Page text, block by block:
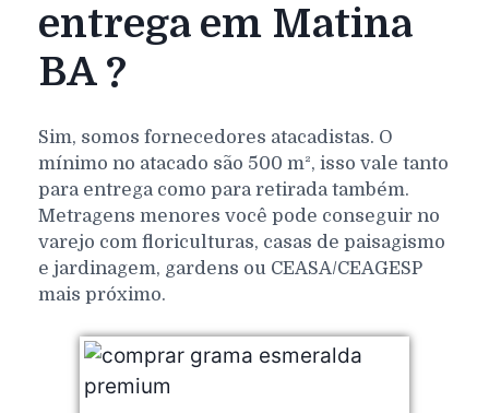
entrega em Matina
BA ?
Sim, somos fornecedores atacadistas. O
mínimo no atacado são 500 m², isso vale tanto
para entrega como para retirada também.
Metragens menores você pode conseguir no
varejo com floriculturas, casas de paisagismo
e jardinagem, gardens ou CEASA/CEAGESP
mais próximo.